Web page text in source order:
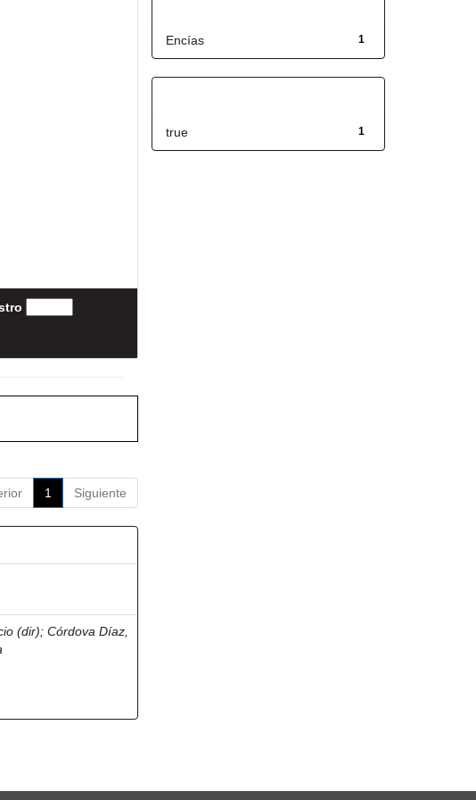
1 Siguiente
(dir);Córdova Díaz,
1
Encías
1
true